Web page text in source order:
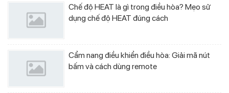
Chế độ HEAT là gì trong điều hòa? Mẹo sử
dụng chế độ HEAT đúng cách
Cẩm nang điều khiển điều hòa: Giải mã nút
bấm và cách dùng remote